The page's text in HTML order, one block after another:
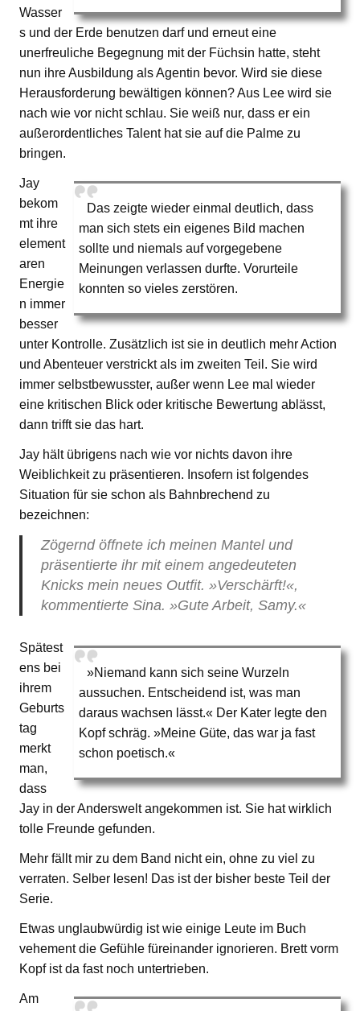
Wasser
s und der Erde benutzen darf und erneut eine
unerfreuliche Begegnung mit der Füchsin hatte, steht
nun ihre Ausbildung als Agentin bevor. Wird sie diese
Herausforderung bewältigen können? Aus Lee wird sie
nach wie vor nicht schlau. Sie weiß nur, dass er ein
außerordentliches Talent hat sie auf die Palme zu
bringen.
Das zeigte wieder einmal deutlich, dass
man sich stets ein eigenes Bild machen
sollte und niemals auf vorgegebene
Meinungen verlassen durfte. Vorurteile
konnten so vieles zerstören.
Jay
bekom
mt ihre
element
aren
Energie
n immer
besser
unter Kontrolle. Zusätzlich ist sie in deutlich mehr Action
und Abenteuer verstrickt als im zweiten Teil. Sie wird
immer selbstbewusster, außer wenn Lee mal wieder
eine kritischen Blick oder kritische Bewertung ablässt,
dann trifft sie das hart.
Jay hält übrigens nach wie vor nichts davon ihre
Weiblichkeit zu präsentieren. Insofern ist folgendes
Situation für sie schon als Bahnbrechend zu
bezeichnen:
Zögernd öffnete ich meinen Mantel und
präsentierte ihr mit einem angedeuteten
Knicks mein neues Outfit. »Verschärft!«,
kommentierte Sina. »Gute Arbeit, Samy.«
»Niemand kann sich seine Wurzeln
aussuchen. Entscheidend ist, was man
daraus wachsen lässt.« Der Kater legte den
Kopf schräg. »Meine Güte, das war ja fast
schon poetisch.«
Spätest
ens bei
ihrem
Geburts
tag
merkt
man,
dass
Jay in der Anderswelt angekommen ist. Sie hat wirklich
tolle Freunde gefunden.
Mehr fällt mir zu dem Band nicht ein, ohne zu viel zu
verraten. Selber lesen! Das ist der bisher beste Teil der
Serie.
Etwas unglaubwürdig ist wie einige Leute im Buch
vehement die Gefühle füreinander ignorieren. Brett vorm
Kopf ist da fast noch untertrieben.
Am